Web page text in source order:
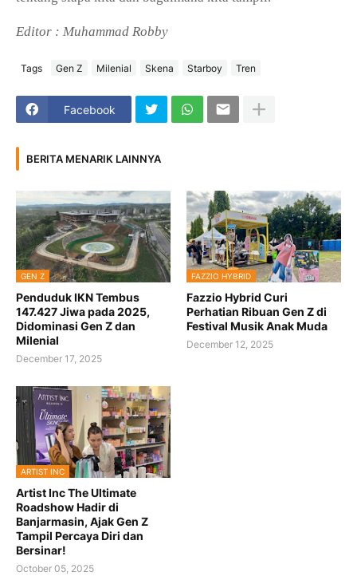
Editor : Muhammad Robby
Tags Gen Z Milenial Skena Starboy Tren
Facebook
BERITA MENARIK LAINNYA
GEN Z
Penduduk IKN Tembus
147.427 Jiwa pada 2025,
Didominasi Gen Z dan
Milenial
December 17, 2025
FAZZIO HYBRID
Fazzio Hybrid Curi
Perhatian Ribuan Gen Z di
Festival Musik Anak Muda
December 12, 2025
ARTIST INC
Artist Inc The Ultimate
Roadshow Hadir di
Banjarmasin, Ajak Gen Z
Tampil Percaya Diri dan
Bersinar!
October 05, 2025